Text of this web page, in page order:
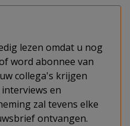
lezen omdat u nog
word abonnee van
collega's krijgen
en
zal tevens elke
ontvangen.